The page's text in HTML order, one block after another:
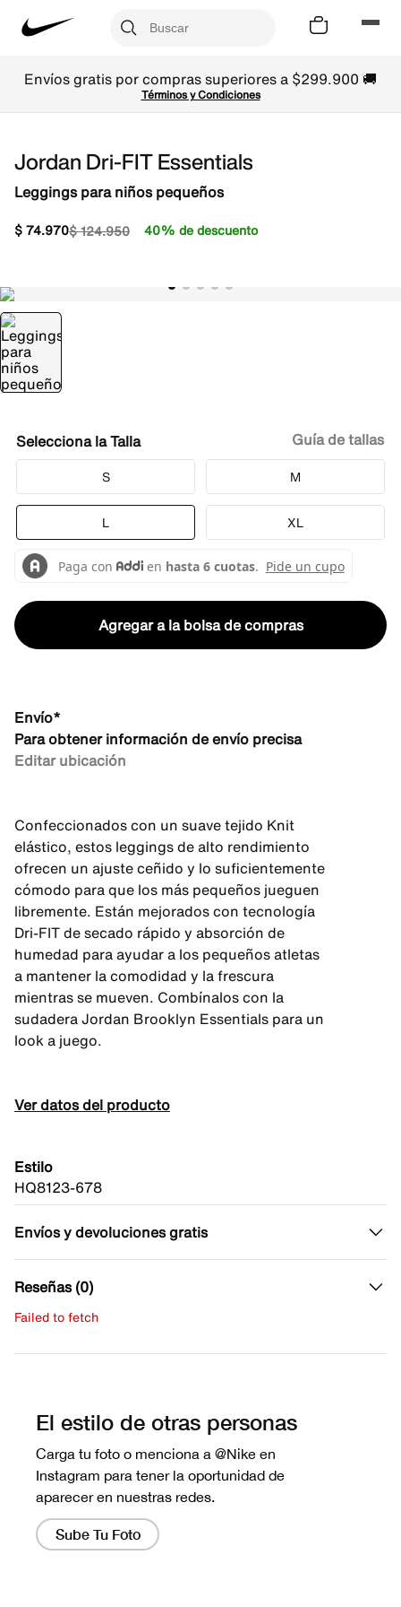
Envíos gratis por compras superiores a $299.900 🚚
Términos y Condiciones
Jordan Dri-FIT Essentials
Leggings para niños pequeños
$124.950
$74.970 40% de descuento
Talla
S M
L XL
Guía de tallas
Agregar a la bolsa de compras
Envío*
Para obtener información de envío precisa
Editar ubicación
Confeccionados con un suave tejido Knit
elástico, estos leggings de alto rendimiento
ofrecen un ajuste ceñido y lo suficientemente
cómodo para que los más pequeños jueguen
libremente. Están mejorados con tecnología
Dri-FIT de secado rápido y absorción de
humedad para ayudar a los pequeños atletas
a mantener la comodidad y la frescura
mientras se mueven. Combínalos con la
sudadera Jordan Brooklyn Essentials para un
look a juego.
Ver datos del producto
Estilo
HQ8123-678
Envíos y devoluciones gratis
Reseñas (0)
Failed to fetch